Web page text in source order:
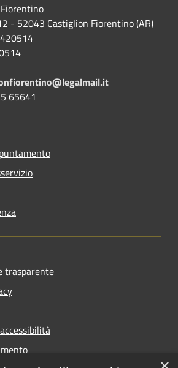
- 52043 Castiglion Fiorentino (AR)
65641
trasparente